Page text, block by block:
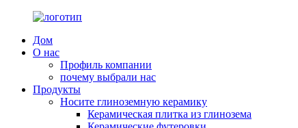
Дом
О нас
Профиль компании
почему выбрали нас
Продукты
Носите глиноземную керамику
Керамическая плитка из глинозема